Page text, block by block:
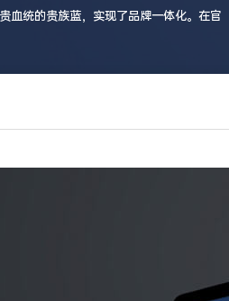
血统的贵族蓝，实现了品牌一体化。在官